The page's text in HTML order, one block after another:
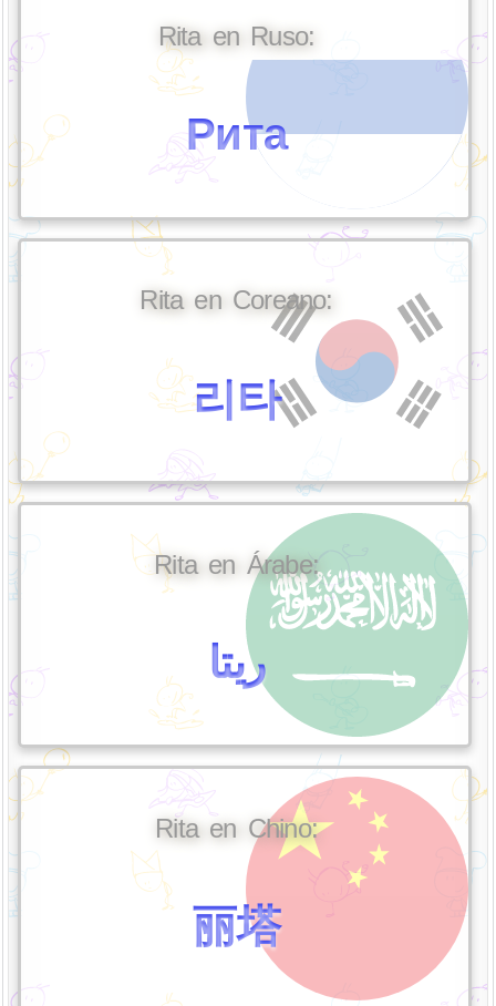
Rita en Ruso:
Рита
Rita en Coreano:
리타
Rita en Árabe:
ريتا
Rita en Chino:
丽塔